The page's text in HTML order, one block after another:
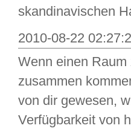
skandinavischen
2010-08-22
Wenn einen
zusammen
von dir gewesen,
Verfügbarkeit von